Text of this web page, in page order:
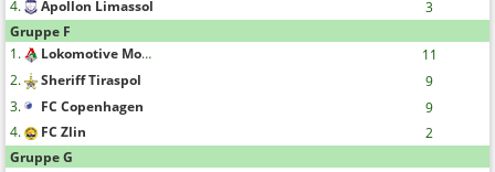
4.
Apollon Limassol
3
Gruppe F
1.
Lokomotive Moskau
11
2.
Sheriff Tiraspol
9
3.
FC Copenhagen
9
4.
FC Zlin
2
Gruppe G